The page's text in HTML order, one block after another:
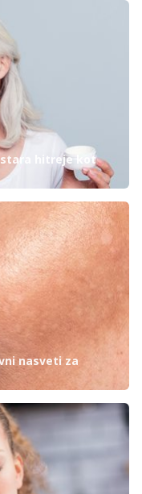
hitreje kot
nasveti za